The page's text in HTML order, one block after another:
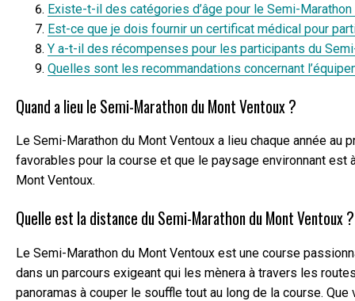
Existe-t-il des catégories d’âge pour le Semi-
Est-ce que je dois fournir un certificat médical pour
Y a-t-il des récompenses pour les participants du
Quelles sont les recommandations concernant
Quand a lieu le Semi-Marathon du Mont Ventoux ?
Le Semi-Marathon du Mont Ventoux a lieu chaque année
favorables pour la course et que le paysage environnant
Mont Ventoux.
Quelle est la distance du Semi-Marathon du Mont Ventoux ?
Le Semi-Marathon du Mont Ventoux est une course
dans un parcours exigeant qui les mènera à travers les
panoramas à couper le souffle tout au long de la course.